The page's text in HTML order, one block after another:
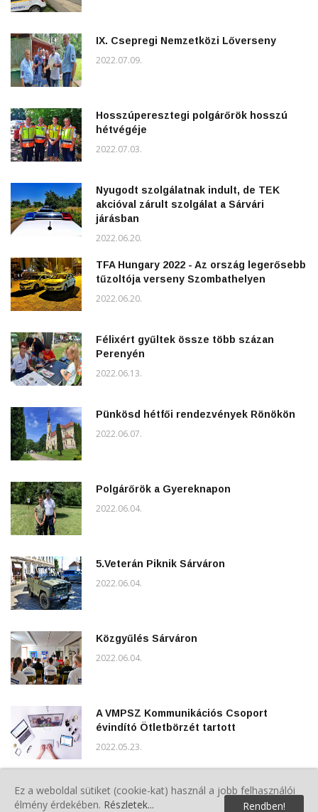
IX. Csepregi Nemzetközi Lőverseny
2022.07.09.
Hosszúperesztegi polgárőrök hosszú
hétvégéje
2022.07.03.
Nyugodt szolgálatnak indult, de TEK
akcióval zárult szolgálat a Sárvári
járásban
2022.06.20.
TFA Hungary 2022 - Az ország legerősebb
tűzoltója verseny Szombathelyen
2022.06.20.
Félixért gyűltek össze több százan
Perenyén
2022.06.13.
Pünkösd hétfői rendezvények Rönökön
2022.06.07.
Polgárőrök a Gyereknapon
2022.06.04.
5.Veterán Piknik Sárváron
2022.06.04.
Közgyűlés Sárváron
2022.06.04.
A VMPSZ Kommunikációs Csoport
évindító Ötletbörzét tartott
2022.05.23.
Répcelaki Polgárőr Egyesület Tisztújító
Közgyűlése
Ez a weboldal sütiket (cookie-kat) használ a jobb felhasználói
élmény érdekében. Részletek... Rendben!